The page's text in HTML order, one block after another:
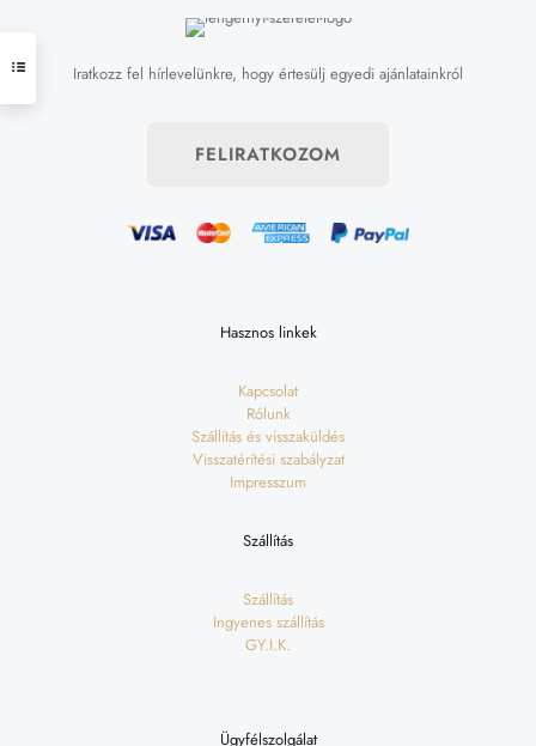
Iratkozz fel hírlevelünkre, hogy értesülj egyedi ajánlatainkról
FELIRATKOZOM
Hasznos linkek
Kapcsolat
Rólunk
Szállítás és visszaküldés
Visszatérítési szabályzat
Impresszum
Szállítás
Szállítás
Ingyenes szállítás
GY.I.K.
Ügyfélszolgálat